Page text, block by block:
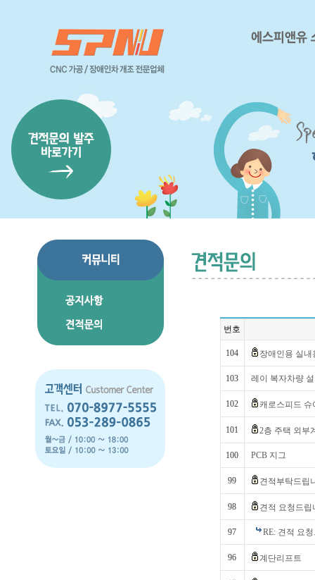
번호
104 장애인용 실
103 레이 복자차량
102 캐로스피드
101 2층 주택 외부
100 PCB 지그
99 견적부탁드립
98 견적 요청드립
97 RE: 견적 요
96 계단리프트